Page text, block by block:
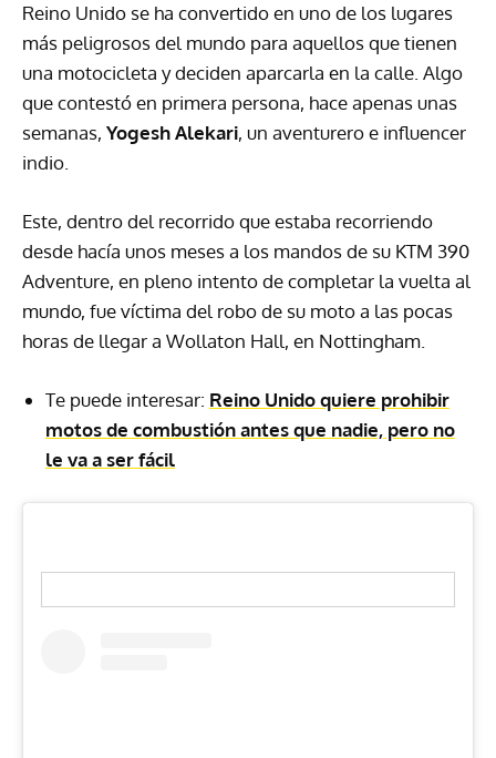
Reino Unido se ha convertido en uno de los lugares
más peligrosos del mundo para aquellos que tienen
una motocicleta y deciden aparcarla en la calle. Algo
que contestó en primera persona, hace apenas unas
semanas, Yogesh Alekari, un aventurero e influencer
indio.
Este, dentro del recorrido que estaba recorriendo
desde hacía unos meses a los mandos de su KTM 390
Adventure, en pleno intento de completar la vuelta al
mundo, fue víctima del robo de su moto a las pocas
horas de llegar a Wollaton Hall, en Nottingham.
Te puede interesar: Reino Unido quiere prohibir
motos de combustión antes que nadie, pero no
le va a ser fácil